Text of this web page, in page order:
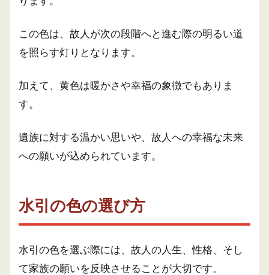
この色は、故人が次の段階へと進む際の明るい道
を照らす灯りとなります。
加えて、黄色は暖かさや幸福の象徴でもありま
す。
遺族に対する温かい思いや、故人への幸福な未来
への願いが込められています。
水引の色の選び方
水引の色を選ぶ際には、故人の人生、性格、そし
て家族の願いを反映させることが大切です。